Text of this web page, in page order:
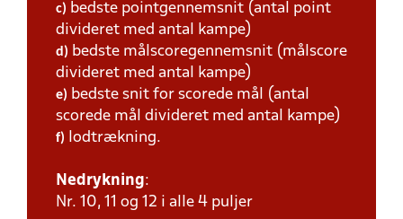
c) bedste pointgennemsnit (antal point
divideret med antal kampe)
d) bedste målscoregennemsnit (målscore
divideret med antal kampe)
e) bedste snit for scorede mål (antal
scorede mål divideret med antal kampe)
f) lodtrækning.
Nedrykning:
Nr. 10, 11 og 12 i alle 4 puljer